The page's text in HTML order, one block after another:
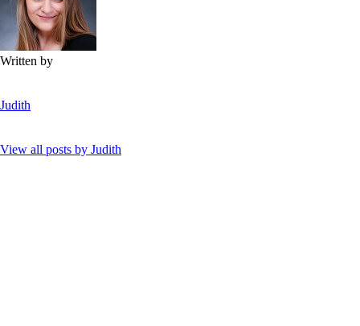
Written by
Judith
View all posts by Judith